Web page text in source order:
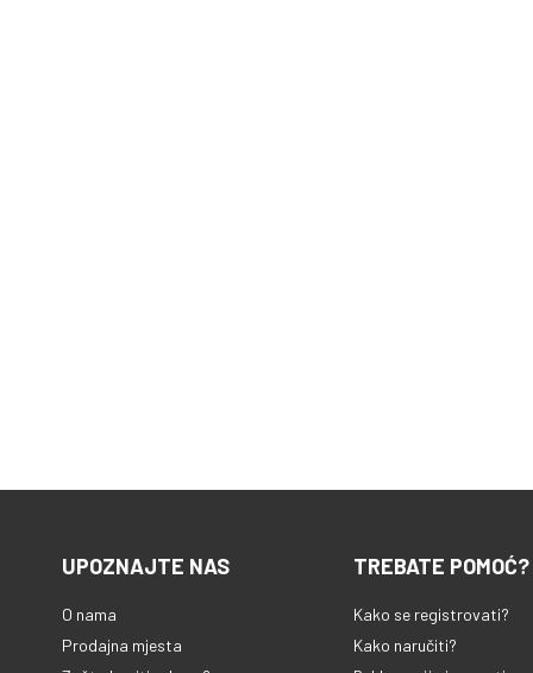
UPOZNAJTE NAS
O nama
Prodajna mjesta
TREBATE POMOĆ?
Kako se registrovati?
Kako naručiti?